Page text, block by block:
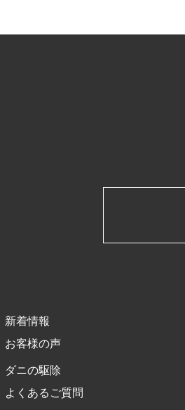
新着情報
お客様の声
ダニの駆除
よくあるご質問